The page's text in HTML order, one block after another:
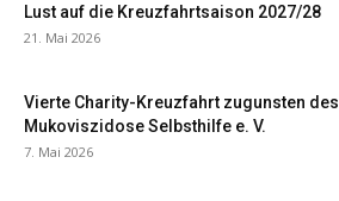
Lust auf die Kreuzfahrtsaison 2027/28
21. Mai 2026
Vierte Charity-Kreuzfahrt zugunsten des
Mukoviszidose Selbsthilfe e. V.
7. Mai 2026